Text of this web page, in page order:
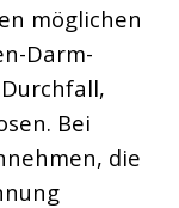
möglichen
Darm-
Bei
die